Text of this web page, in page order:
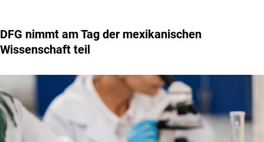
DFG nimmt am Tag der mexikanischen
Wissenschaft teil